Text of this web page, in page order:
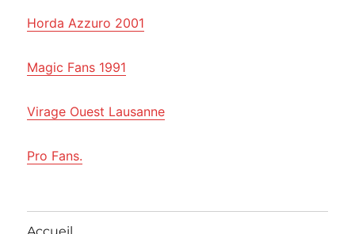
Horda Azzuro 2001
Magic Fans 1991
Virage Ouest Lausanne
Pro Fans.